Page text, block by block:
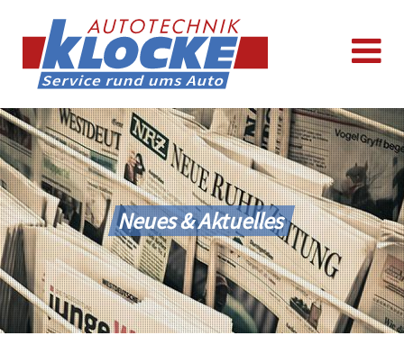
Neues & Aktuelles